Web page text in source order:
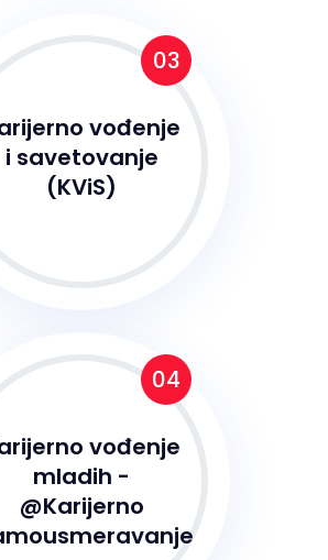
03
vođenje
i savetovanje
(KViS)
04
vođenje
mladih -
@Karijerno